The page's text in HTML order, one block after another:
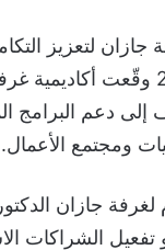
جازان لتعزيز
رؤية المملكة 2030
إلى دعم البرامج
ومجتمع الأعمال.
لغرفة جازان
تفعيل الشراكات